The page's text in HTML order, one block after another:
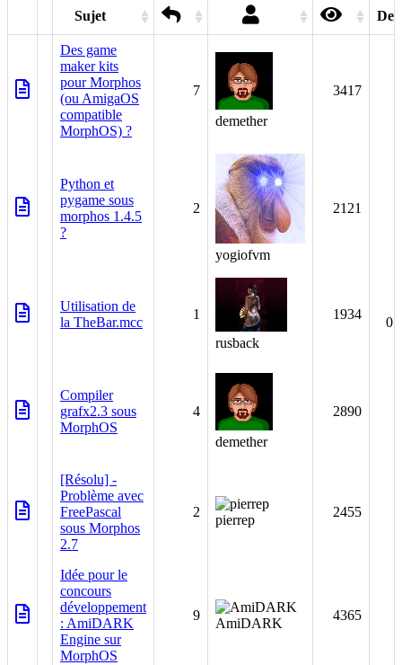
Sujet
Des game
maker kits
pour Morphos
(ou AmigaOS
compatible
MorphOS) ?
7
demether
3417
Python et
pygame sous
morphos 1.4.5
?
2
yogiofvm
2121
Utilisation de
la TheBar.mcc
1
rusback
1934
Compiler
grafx2.3 sous
MorphOS
4
demether
2890
[Résolu] -
Problème avec
FreePascal
sous Morphos
2.7
2
pierrep
2455
Idée pour le
concours
développement
: AmiDARK
Engine sur
MorphOS
9
AmiDARK
4365